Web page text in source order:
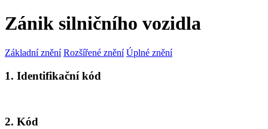
Zánik silničního vozidla
Základní znění Rozšířené znění Úplné znění
1. Identifikační kód
2. Kód